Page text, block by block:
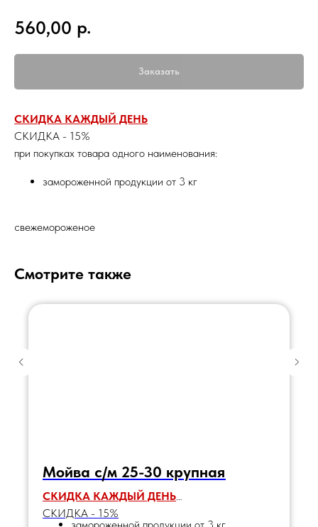
560,00 р.
Заказать
СКИДКА КАЖДЫЙ ДЕНЬ
СКИДКА - 15%
при покупках товара одного наименования:
замороженной продукции от 3 кг
свежемороженое
Смотрите также
Мойва с/м 25-30 крупная
СКИДКА КАЖДЫЙ ДЕНЬ
СКИДКА - 15%